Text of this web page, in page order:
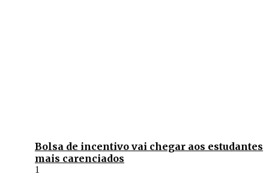
Bolsa de incentivo vai chegar aos estudantes
mais carenciados